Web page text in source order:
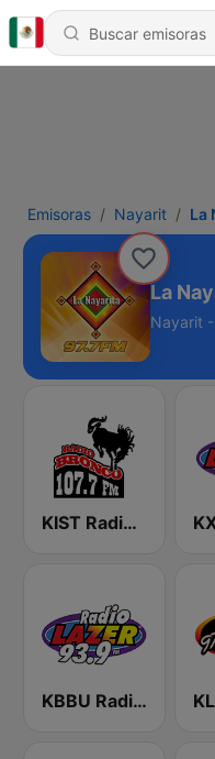
Emisoras Nayarit La
La
Nayarit
KIST Radio Bronco 107.7 FM
KBBU Radio Lazer 93.9 FM